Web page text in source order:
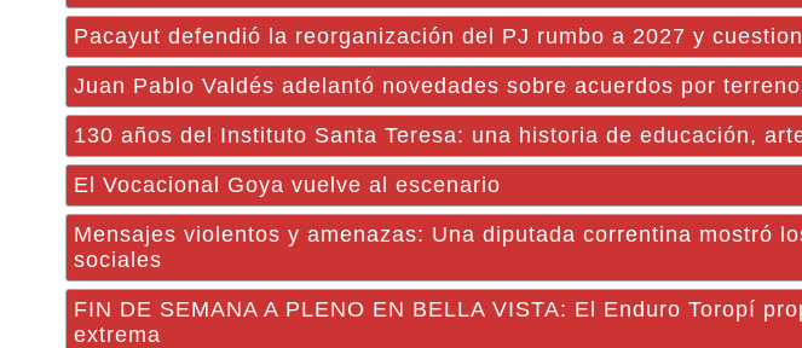
Pacayut defendió la reorganización del PJ rumbo a 2027 y
Juan Pablo Valdés adelantó novedades sobre acuerdos por
130 años del Instituto Santa Teresa: una historia de educación,
El Vocacional Goya vuelve al escenario
Mensajes violentos y amenazas: Una diputada correntina mostró
sociales
FIN DE SEMANA A PLENO EN BELLA VISTA: El Enduro Toropí
extrema